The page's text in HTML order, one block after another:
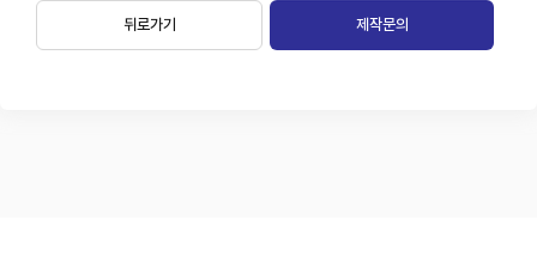
뒤로가기 제작문의